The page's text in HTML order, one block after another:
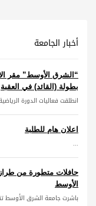
أخبار الجامعة
“الشرق الأوسط” مقر
بطولة (القائد) في العقبة
انطلقت فعاليات الدورة
اعلان هام للطلبة
...
حافلات متطورة من
الأوسط
باشرت جامعة الشرق الأوسط